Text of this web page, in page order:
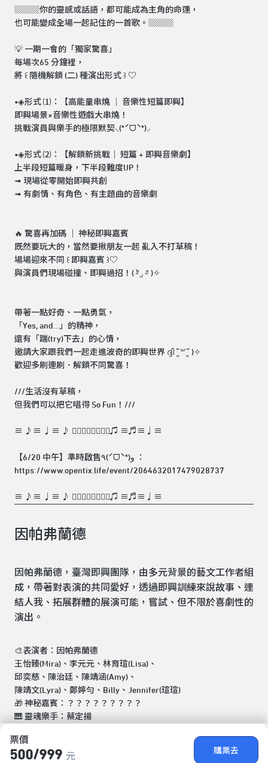
票價
500/​999 元
購票去
▒▒▒你的靈感或話語，都可能成為主角的命運，
也可能變成全場一起記住的一首歌。▒▒▒
💡 一期一會的「獨家驚喜」
每場次65 分鐘裡，
將 ꒰ 隨機解鎖 (二) 種演出形式 ꒱ ♡
•◈形式 ⑴：【高能量串燒 ｜ 音樂性短篇即興】
即興場景×音樂性遊戲大串燒！
挑戰演員與樂手的極限默契⸜(*ˊᗜˋ*)⸝
•◈形式 ⑵：【解鎖新挑戰｜ 短篇 + 即興音樂劇】
上半段短篇暖身，下半段難度UP！
➟ 現場從零開始即興共創
➟ 有劇情、有角色、有主題曲的音樂劇
🔥 驚喜再加碼 ｜ 神秘即興嘉賓
既然要玩大的，當然要揪朋友一起 亂入不打草稿！
場場迎來不同 ꒰ 即興嘉賓 ꒱♡
與演員們現場碰撞、即興過招！( ⁼̴̀ .̫ ⁼̴ )✧
帶著一點好奇、一點勇氣，
「Yes, and…」的精神，
還有「踹(try)下去」的心情，
邀請大家跟我們一起走進波奇的即興世界 ദ്ദി ˉ͈̀꒳ˉ͈́ )✧
歡迎多刷連刷．解鎖不同驚喜！
///生活沒有草稿，
但我們可以把它唱得 So Fun！///
≡ ♪≡ ♩≡ ♪ 👇🏻👇🏻👇🏻👇🏻♫ ≡♬≡♩≡
【6/20 中午】準時啟售٩(ˊᗜˋ*)و ：
https://www.opentix.life/event/2064632017479028737
≡ ♪≡ ♩≡ ♪ 👆🏻👆🏻👆🏻👆🏻♫ ≡♬≡♩≡
因帕弗蘭德
因帕弗蘭德，臺灣即興團隊，由多元背景的藝文工作者組
成，帶著對表演的共同愛好，透過即興訓練來說故事、連
結人我、拓展群體的展演可能，嘗試、但不限於喜劇性的
演出。
🎨表演者：因帕弗蘭德
王怡臻(Mira)、李元元、林育瑄(Lisa)、
邱奕慈、陳治廷、陳靖涵(Amy)、
陳靖文(Lyra)、鄭婷勻、Billy、Jennifer(瑄瑄)
🎁 神秘嘉賓：？？？？？？？？？
🎹 靈魂樂手：蔡定揚